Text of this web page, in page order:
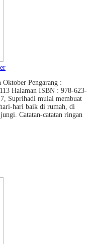
Pengarang :
Halaman ISBN : 978-623-
Suprihadi mulai membuat
hari baik di rumah, di
Catatan-catatan ringan